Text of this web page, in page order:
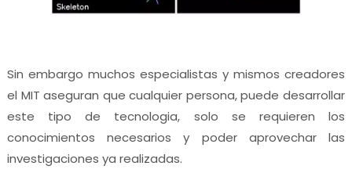
Sin embargo muchos especialistas y mismos creadores
el MIT aseguran que cualquier persona, puede desarrollar
este tipo de tecnologia, solo se requieren los
conocimientos necesarios y poder aprovechar las
investigaciones ya realizadas.